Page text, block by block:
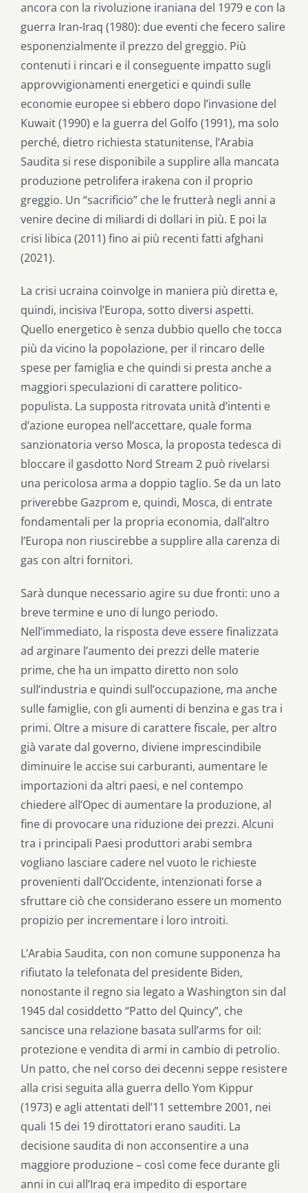
ancora con la rivoluzione iraniana del 1979 e con la
guerra Iran-Iraq (1980): due eventi che fecero salire
esponenzialmente il prezzo del greggio. Più
contenuti i rincari e il conseguente impatto sugli
approvvigionamenti energetici e quindi sulle
economie europee si ebbero dopo l’invasione del
Kuwait (1990) e la guerra del Golfo (1991), ma solo
perché, dietro richiesta statunitense, l’Arabia
Saudita si rese disponibile a supplire alla mancata
produzione petrolifera irakena con il proprio
greggio. Un “sacrificio” che le frutterà negli anni a
venire decine di miliardi di dollari in più. E poi la
crisi libica (2011) fino ai più recenti fatti afghani
(2021).
La crisi ucraina coinvolge in maniera più diretta e,
quindi, incisiva l’Europa, sotto diversi aspetti.
Quello energetico è senza dubbio quello che tocca
più da vicino la popolazione, per il rincaro delle
spese per famiglia e che quindi si presta anche a
maggiori speculazioni di carattere politico-
populista. La supposta ritrovata unità d’intenti e
d’azione europea nell’accettare, quale forma
sanzionatoria verso Mosca, la proposta tedesca di
bloccare il gasdotto Nord Stream 2 può rivelarsi
una pericolosa arma a doppio taglio. Se da un lato
priverebbe Gazprom e, quindi, Mosca, di entrate
fondamentali per la propria economia, dall’altro
l’Europa non riuscirebbe a supplire alla carenza di
gas con altri fornitori.
Sarà dunque necessario agire su due fronti: uno a
breve termine e uno di lungo periodo.
Nell’immediato, la risposta deve essere finalizzata
ad arginare l’aumento dei prezzi delle materie
prime, che ha un impatto diretto non solo
sull’industria e quindi sull’occupazione, ma anche
sulle famiglie, con gli aumenti di benzina e gas tra i
primi. Oltre a misure di carattere fiscale, per altro
già varate dal governo, diviene imprescindibile
diminuire le accise sui carburanti, aumentare le
importazioni da altri paesi, e nel contempo
chiedere all’Opec di aumentare la produzione, al
fine di provocare una riduzione dei prezzi. Alcuni
tra i principali Paesi produttori arabi sembra
vogliano lasciare cadere nel vuoto le richieste
provenienti dall’Occidente, intenzionati forse a
sfruttare ciò che considerano essere un momento
propizio per incrementare i loro introiti.
L’Arabia Saudita, con non comune supponenza ha
rifiutato la telefonata del presidente Biden,
nonostante il regno sia legato a Washington sin dal
1945 dal cosiddetto “Patto del Quincy”, che
sancisce una relazione basata sull’arms for oil:
protezione e vendita di armi in cambio di petrolio.
Un patto, che nel corso dei decenni seppe resistere
alla crisi seguita alla guerra dello Yom Kippur
(1973) e agli attentati dell’11 settembre 2001, nei
quali 15 dei 19 dirottatori erano sauditi. La
decisione saudita di non acconsentire a una
maggiore produzione – così come fece durante gli
anni in cui all’Iraq era impedito di esportare